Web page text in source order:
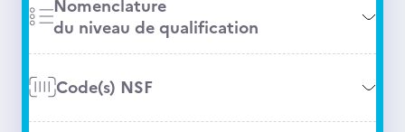
Nomenclature
du niveau de qualification
Code(s) NSF